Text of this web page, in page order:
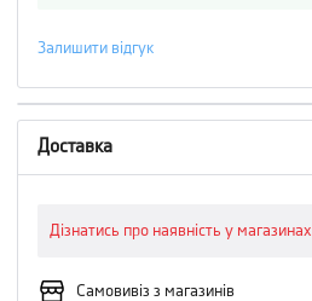
Залишити відгук
Доставка
Дізнатись про наявність у магазинах
Самовивіз з магазинів